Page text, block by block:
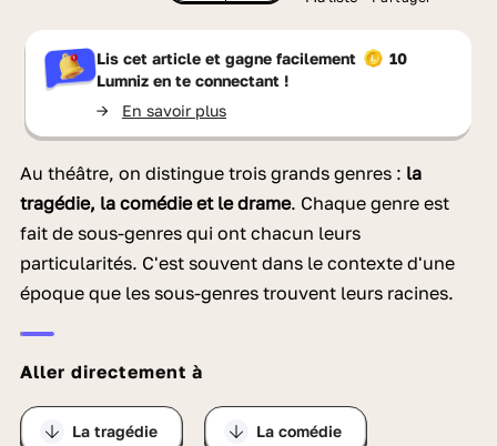
Lis cet article et gagne facilement
10
Lumniz en te connectant !
-> En savoir plus
Au théâtre, on distingue trois grands genres : la
tragédie, la comédie et le drame. Chaque genre est
fait de sous-genres qui ont chacun leurs
particularités. C'est souvent dans le contexte d'une
époque que les sous-genres trouvent leurs racines.
Aller directement à
La tragédie La comédie